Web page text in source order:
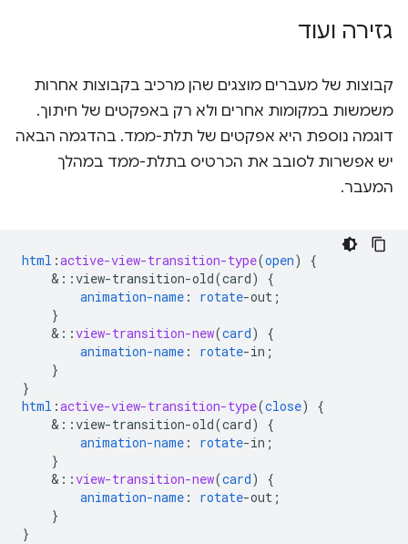
גזירה ועוד
קבוצות של מעברים מוצגים שהן מרכיב בקבוצות אחרות
משמשות במקומות אחרים ולא רק באפקטים של חיתוך.
דוגמה נוספת היא אפקטים של תלת-ממד. בהדגמה הבאה
יש אפשרות לסובב את הכרטיס בתלת-ממד במהלך
המעבר.
html :active-view-transition-type(open)
{
& ::view-transition-old(card)
{
animation-name : rotate-out ;
}
& ::view-transition-new(card)
{
animation-name : rotate-in ;
}
}
html :active-view-transition-type(close)
{
& ::view-transition-old(card)
{
animation-name : rotate-in ;
}
& ::view-transition-new(card)
{
animation-name : rotate-out ;
}
}